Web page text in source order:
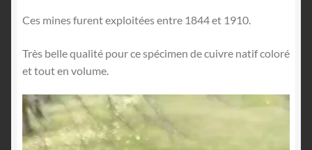
Ces mines furent exploitées entre 1844 et 1910.
Très belle qualité pour ce spécimen de cuivre natif coloré
et tout en volume.
Lecteur
vidéo